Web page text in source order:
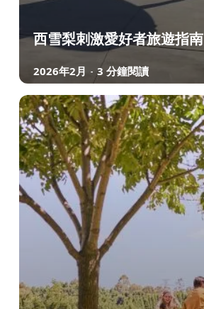
西雪梨刺激愛好者旅遊指南
2026年2月 - 3 分鐘閱讀